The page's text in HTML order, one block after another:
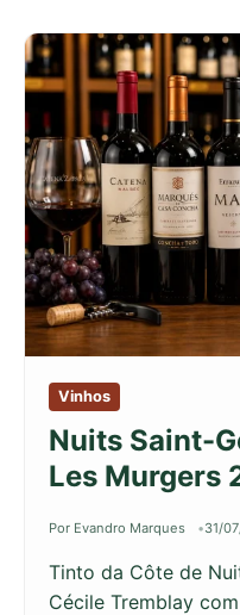
Vinhos
Nuits Saint-
Les Murgers
Por Evandro Marques 31/
Tinto da Côte de
Cécile Tremblay